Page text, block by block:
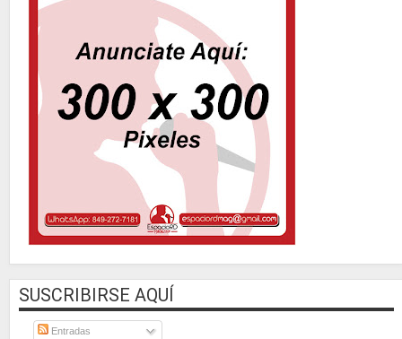
SUSCRIBIRSE AQUÍ
Entradas